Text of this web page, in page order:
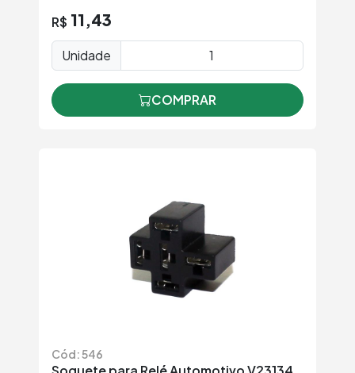
R$ 11,43
Unidade
COMPRAR
Cód: 546